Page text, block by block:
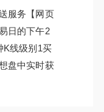
服务【网页
日的下午2
K线级别1买
盘中实时获